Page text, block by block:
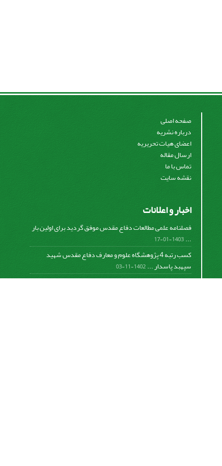
صفحه اصلی
درباره نشریه
اعضای هیات تحریریه
ارسال مقاله
تماس با ما
نقشه سایت
اخبار و اعلانات
فصلنامه علمی مطالعات دفاع مقدس موفق گردید برای اولین بار
...
1403-01-17
کسب رتبه 4 پژوهشگاه علوم و معارف دفاع مقدس شهید
سپهبد پاسدار ...1402-11-03
کسب افتخار فصلنامه علمی مطالعات دفاع مقدس در دومین